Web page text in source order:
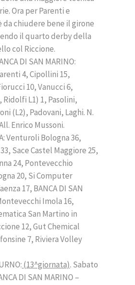
Ora per Parenti e
da chiudere bene il girone
il quarto derby della
col Riccione.
DI SAN MARINO:
4, Cipollini 15,
10, Vanucci 6,
Ridolfi L1) 1, Pasolini,
(L2), Padovani, Laghi. N.
Enrico Mussoni.
Venturoli Bologna 36,
Sace Castel Maggiore 25,
24, Pontevecchio
20, Si Computer
17, BANCA DI SAN
Imola 16,
San Martino in
12, Gut Chemical
7, Riviera Volley
(13^giornata). Sabato
DI SAN MARINO –